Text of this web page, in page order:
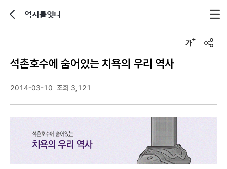
역사를잇다
u
석촌호수에 숨어있는 치욕의 우리 역사
2014-03-10 조회 3,121